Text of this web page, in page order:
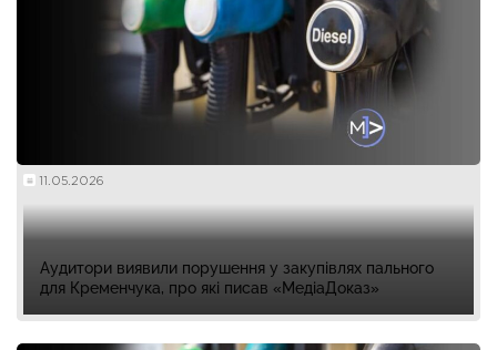
11.05.2026
Аудитори виявили порушення у закупівлях пального
для Кременчука, про які писав «МедіаДоказ»